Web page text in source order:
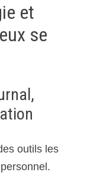
et
se
outils les